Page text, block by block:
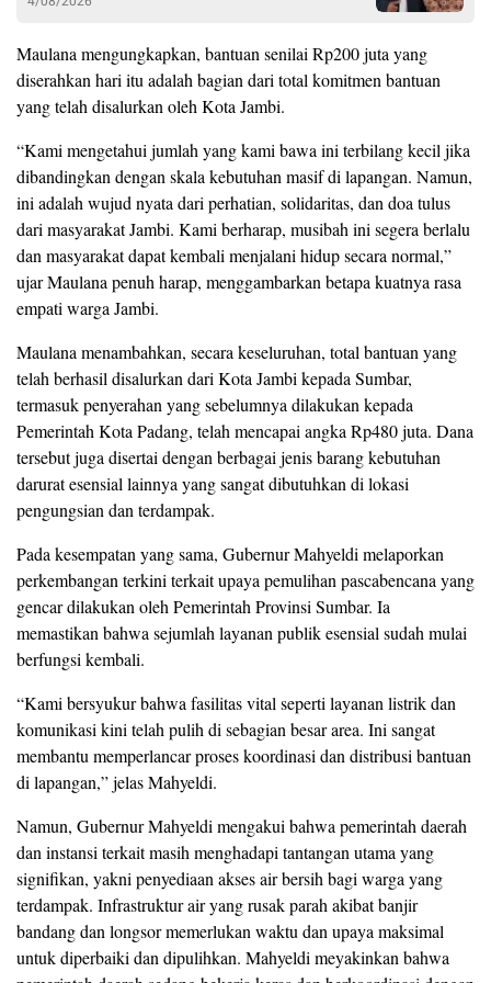
​Maulana mengungkapkan, bantuan senilai Rp200 juta yang
diserahkan hari itu adalah bagian dari total komitmen bantuan
yang telah disalurkan oleh Kota Jambi.
​“Kami mengetahui jumlah yang kami bawa ini terbilang kecil jika
dibandingkan dengan skala kebutuhan masif di lapangan. Namun,
ini adalah wujud nyata dari perhatian, solidaritas, dan doa tulus
dari masyarakat Jambi. Kami berharap, musibah ini segera berlalu
dan masyarakat dapat kembali menjalani hidup secara normal,”
ujar Maulana penuh harap, menggambarkan betapa kuatnya rasa
empati warga Jambi.
​Maulana menambahkan, secara keseluruhan, total bantuan yang
telah berhasil disalurkan dari Kota Jambi kepada Sumbar,
termasuk penyerahan yang sebelumnya dilakukan kepada
Pemerintah Kota Padang, telah mencapai angka Rp480 juta. Dana
tersebut juga disertai dengan berbagai jenis barang kebutuhan
darurat esensial lainnya yang sangat dibutuhkan di lokasi
pengungsian dan terdampak.
Pada kesempatan yang sama, Gubernur Mahyeldi melaporkan
perkembangan terkini terkait upaya pemulihan pascabencana yang
gencar dilakukan oleh Pemerintah Provinsi Sumbar. Ia
memastikan bahwa sejumlah layanan publik esensial sudah mulai
berfungsi kembali.
​“Kami bersyukur bahwa fasilitas vital seperti layanan listrik dan
komunikasi kini telah pulih di sebagian besar area. Ini sangat
membantu memperlancar proses koordinasi dan distribusi bantuan
di lapangan,” jelas Mahyeldi.
Namun, Gubernur Mahyeldi mengakui bahwa pemerintah daerah
dan instansi terkait masih menghadapi tantangan utama yang
signifikan, yakni penyediaan akses air bersih bagi warga yang
terdampak. Infrastruktur air yang rusak parah akibat banjir
bandang dan longsor memerlukan waktu dan upaya maksimal
untuk diperbaiki dan dipulihkan. Mahyeldi meyakinkan bahwa